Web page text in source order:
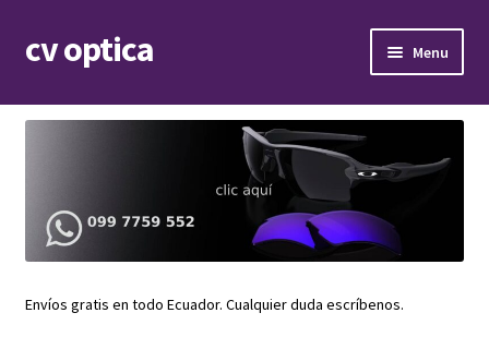
Skip
to
Skip
to
cv optica Menu
Armazones de lentes
child
menu
Expand
Repuestos
menu
Envíos gratis en todo Ecuador. Cualquier duda escríbenos.